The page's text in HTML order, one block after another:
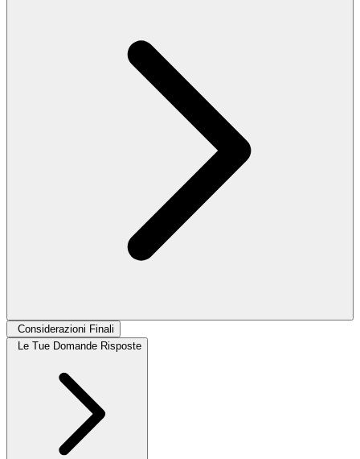
Considerazioni Finali
Le Tue Domande Risposte